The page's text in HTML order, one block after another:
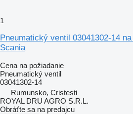
1
Pneumatický ventil 03041302-14
Scania
Cena na požiadanie
Pneumatický ventil
03041302-14
Rumunsko, Cristesti
ROYAL DRU AGRO S.R.L.
Obráťte sa na predajcu